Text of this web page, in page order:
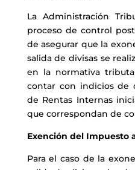
La Administración
proceso de control
de asegurar que la
salida de divisas se
en la normativa
contar con indicios de
de Rentas Internas
que correspondan de
Exención del Impuesto
Para el caso de la